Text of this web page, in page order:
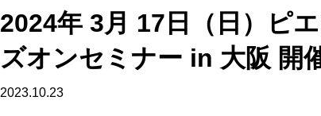
2024年 3月 17日（日）ピ
ズオンセミナー in 大阪 開
2023.10.23